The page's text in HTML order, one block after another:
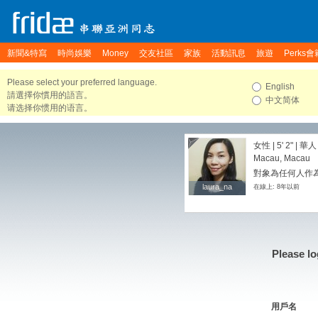
新聞&特寫 時尚娛樂 Money 交友社區 家族 活動訊息 旅遊 Perks會
Please select your preferred language.
請選擇你慣用的語言。
请选择你惯用的语言。
English
中文简体
laura_na
laura_na
女性 | 5' 2" | 華人
Macau, Macau
對象為任何人作
在線上: 8年以前
Please
用戶名